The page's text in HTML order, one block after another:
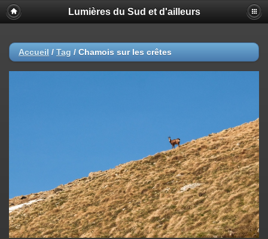
Lumières du Sud et d'ailleurs
Accueil / Tag / Chamois sur les crêtes